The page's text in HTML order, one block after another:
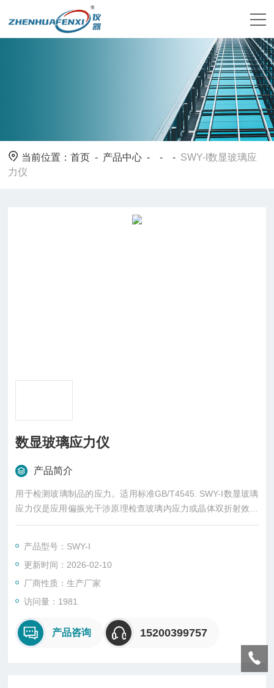
当前位置：首页 - 产品中心 - - - SWY-I数显玻璃应
力仪
数显玻璃应力仪
产品简介
用于检测玻璃制品的应力。适用标准GB/T4545. SWY-I数显玻璃
应力仪是应用偏振光干涉原理检查玻璃内应力或晶体双折射效应
的仪器。本仪器适合光学仪器厂、玻璃厂、玻璃制品厂、实验室
产品型号：SWY-I
更新时间：2026-02-10
厂商性质：生产厂家
访问量：1981
产品咨询 15200399757